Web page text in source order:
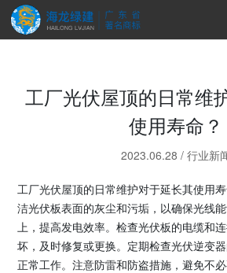
工厂光伏屋顶的日常维
使用寿命？
2023.06.28 / 行业新
工厂光伏屋顶的日常维护对于延长其使用
洁光伏板表面的灰尘和污垢，以确保光线
上，提高发电效率。检查光伏板的电缆和
坏，及时修复或更换。定期检查光伏逆变
正常工作。注意防雷和防盗措施，避免不必